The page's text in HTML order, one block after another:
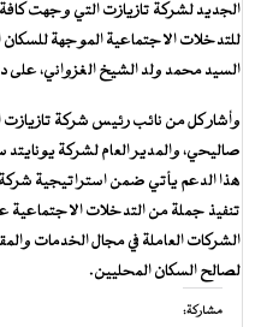
الجديد لشركة تازيازت التي وجهت
للتدخلات الاجتماعية الموجهة
السيد محمد ولد الشيخ الغزواني، على
وأشار كل من نائب رئيس شركة تازيازت
صاليحي، والمدير العام لشركة
هذا الدعم يأتي ضمن استراتيجية شركة
تنفيذ جملة من التدخلات
الشركات العاملة في مجال الخدمات
لصالح السكان المحليين.
مشاركة: